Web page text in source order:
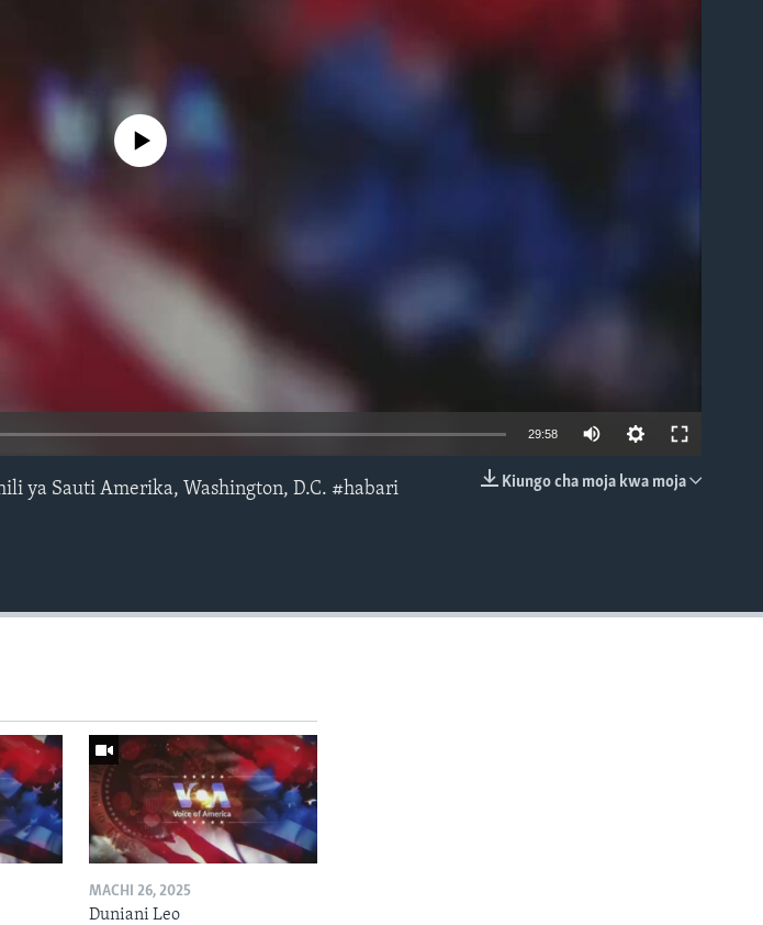
EMBED
240p 360p
720p 1080p
No media source currently available
29:58
1080p
Kiungo cha moja kwa moja
ya Sauti Amerika, Washington, D.C. #habari
MACHI 26, 2025
Duniani Leo